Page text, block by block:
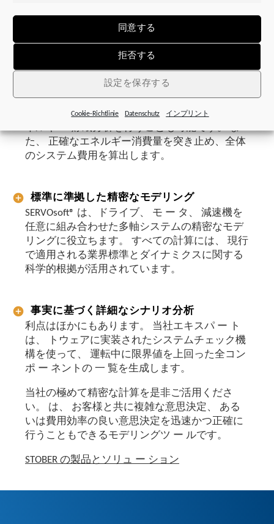
グ
同意する
拒否する
設定を保存する
Cookie-Richtlinie Datenschutz インプリント
す。
プロジェクト指向型アプロ ー チ
SERVOsoft® を使って、 一 つの構成内あるいは共
通DCリンク内で最大50軸のプロジェクトを作成
できます。 さらに、 SERVOsoft® の当社エキスパ
ートが多軸計算を生成し、詳細な電流分析やエ
た、 正確なエネルギー消費量を突き止め、全体
のシステム費用を算出します。
標準に準拠した精密なモデリング
SERVOsoft® は、ドライブ、 モ ー タ、 減速機を
任意に組み合わせた多軸システムの精密なモデ
リングに役立ちます。 すべての計算には、 現行
で適用される業界標準とダイナミクスに関する
科学的根拠が活用されています。
事実に基づく詳細なシナリオ分析
利点はほかにもあります。 当社エキスパ ー ト
は、 トウェアに実装されたシステムチェック機
構を使って、 運転中に限界値を上回った全コン
ポ ー ネントの 一 覧を生成します。
当社の極めて精密な計算を是非ご活用くださ
い。 は、 お客様と共に複雑な意思決定、 ある
いは費用効率の良い意思決定を迅速かつ正確に
行うこともできるモデリングツ ー ルです。
STOBER の製品とソリュ ー ション